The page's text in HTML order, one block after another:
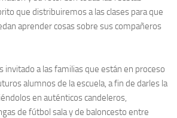
que distribuiremos a las clases para que
aprender cosas sobre sus compañeros
invitado a las familias que están en proceso
alumnos de la escuela, a fin de darles la
en auténticos candeleros,
de fútbol sala y de baloncesto entre